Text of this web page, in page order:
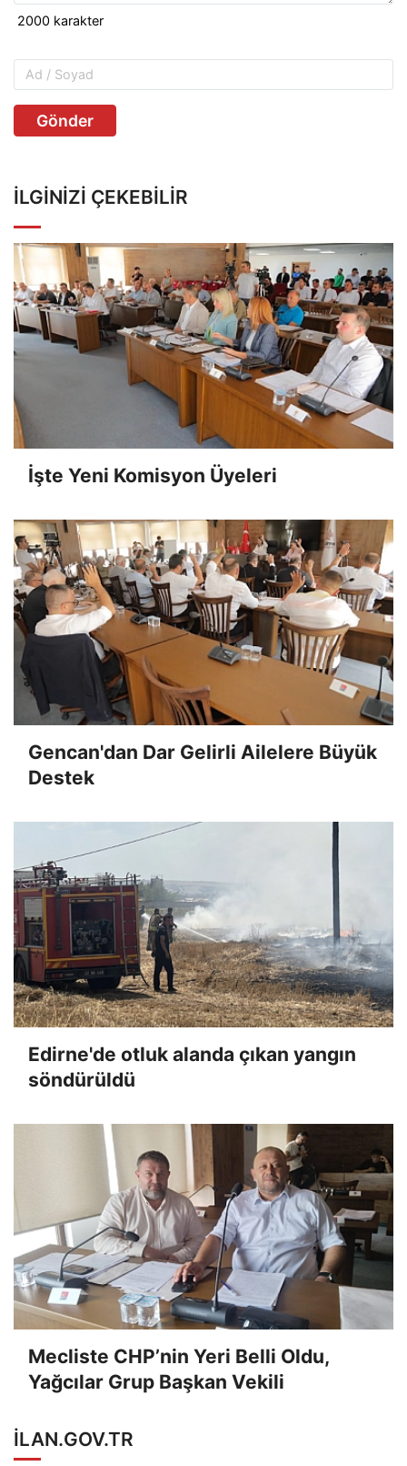
Gönder
İLGINIZI ÇEKEBILIR
İşte Yeni Komisyon Üyeleri
Gencan'dan Dar Gelirli Ailelere Büyük
Destek
Edirne'de otluk alanda çıkan yangın
söndürüldü
Mecliste CHP’nin Yeri Belli Oldu,
Yağcılar Grup Başkan Vekili
ILAN.GOV.TR